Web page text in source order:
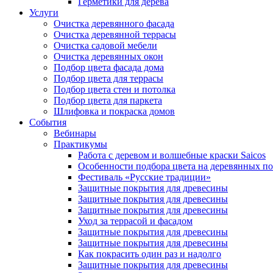
Услуги
Очистка деревянного фасада
Очистка деревянной террасы
Очистка садовой мебели
Очистка деревянных окон
Подбор цвета фасада дома
Подбор цвета для террасы
Подбор цвета стен и потолка
Подбор цвета для паркета
Шлифовка и покраска домов
События
Вебинары
Практикумы
Работа с деревом и волшебные краски Saicos
Особенности подбора цвета на деревянных
Фестиваль «Русские традиции»
Защитные покрытия для древесины
Защитные покрытия для древесины
Защитные покрытия для древесины
Уход за террасой и фасадом
Защитные покрытия для древесины
Защитные покрытия для древесины
Как покрасить один раз и надолго
Защитные покрытия для древесины